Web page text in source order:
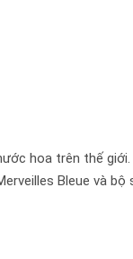
hoa trên thế
Bleue và